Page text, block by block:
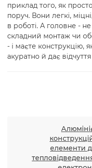
приклад того, як
поруч. Вони легкі,
в роботі. А головне -
складний монтаж чи
- і маєте конструкцію,
акуратно й дає відчуття
елементи